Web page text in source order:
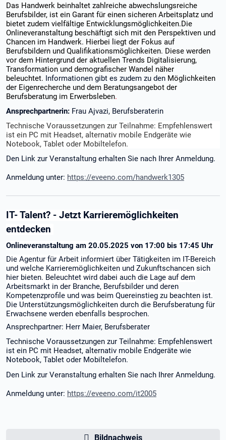
Das Handwerk beinhaltet zahlreiche abwechslungsreiche
Berufsbilder, ist ein Garant für einen sicheren Arbeitsplatz und
bietet zudem vielfältige Entwicklungsmöglichkeiten.Die
Onlineveranstaltung beschäftigt sich mit den Perspektiven und
Chancen im Handwerk. Hierbei liegt der Fokus auf
Berufsbildern und Qualifikationsmöglichkeiten. Diese werden
vor dem Hintergrund der aktuellen Trends Digitalisierung,
Transformation und demografischer Wandel näher
beleuchtet. Informationen gibt es zudem zu den Möglichkeiten
der Eigenrecherche und dem Beratungsangebot der
Berufsberatung im Erwerbsleben.
Ansprechpartnerin: Frau Ajvazi, Berufsberaterin
Technische Voraussetzungen zur Teilnahme: Empfehlenswert
ist ein PC mit Headset, alternativ mobile Endgeräte wie
Notebook, Tablet oder Mobiltelefon.
Den Link zur Veranstaltung erhalten Sie nach Ihrer Anmeldung.
Anmeldung unter: https://eveeno.com/handwerk1305
IT- Talent? - Jetzt Karrieremöglichkeiten
entdecken
Onlineveranstaltung am 20.05.2025 von 17:00 bis 17:45 Uhr
Die Agentur für Arbeit informiert über Tätigkeiten im IT-Bereich
und welche Karrieremöglichkeiten und Zukunftschancen sich
hier bieten. Beleuchtet wird dabei auch die Lage auf dem
Arbeitsmarkt in der Branche, Berufsbilder und deren
Kompetenzprofile und was beim Quereinstieg zu beachten ist.
Die Unterstützungsmöglichkeiten durch die Berufsberatung für
Erwachsene werden ebenfalls besprochen.
Ansprechpartner: Herr Maier, Berufsberater
Technische Voraussetzungen zur Teilnahme: Empfehlenswert
ist ein PC mit Headset, alternativ mobile Endgeräte wie
Notebook, Tablet oder Mobiltelefon.
Den Link zur Veranstaltung erhalten Sie nach Ihrer Anmeldung.
Anmeldung unter: https://eveeno.com/it2005
Bildnachweis